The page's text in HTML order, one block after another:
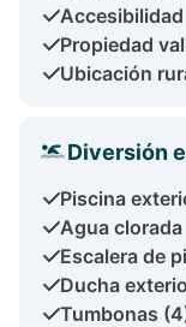
Accesibilidad
Propiedad
Ubicación
Diversión
Piscina
Agua clorada
Escalera de
Ducha
Tumbonas